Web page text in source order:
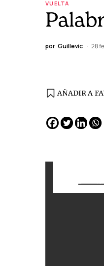
VUELTA
por Guillevic 28
AÑADIR A